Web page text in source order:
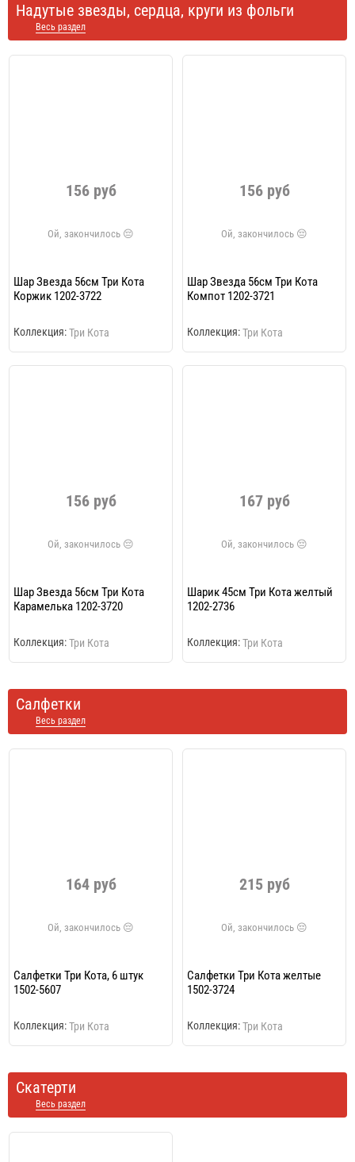
Надутые звезды, сердца, круги из фольги
Весь раздел
156 руб
Шар Звезда 56см Три Кота
Коржик 1202-3722
Коллекция:Три Кота
156 руб
Шар Звезда 56см Три Кота
Компот 1202-3721
Коллекция:Три Кота
156 руб
Шар Звезда 56см Три Кота
Карамелька 1202-3720
Коллекция:Три Кота
167 руб
Шарик 45см Три Кота желтый
1202-2736
Коллекция:Три Кота
Салфетки
Весь раздел
164 руб
Салфетки Три Кота, 6 штук
1502-5607
Коллекция:Три Кота
215 руб
Салфетки Три Кота желтые
1502-3724
Коллекция:Три Кота
Скатерти
Весь раздел